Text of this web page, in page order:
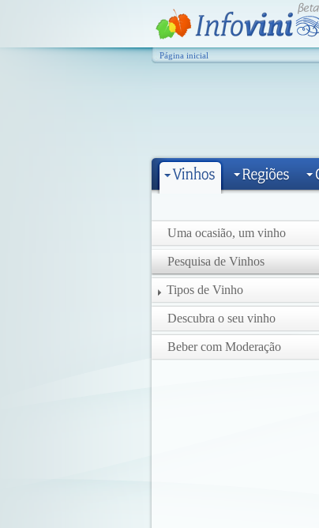
Página inicial
Uma ocasião, um vinho
Pesquisa de Vinhos
Tipos de Vinho
Descubra o seu vinho
Beber com Moderação